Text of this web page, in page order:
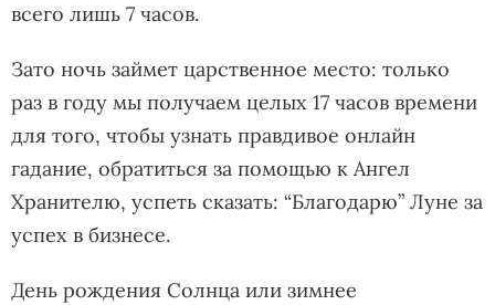
всего лишь 7 часов.
Зато ночь займет царственное место: только
раз в году мы получаем целых 17 часов времени
для того, чтобы узнать правдивое онлайн
гадание, обратиться за помощью к Ангел
Хранителю, успеть сказать: “Благодарю” Луне за
успех в бизнесе.
День рождения Солнца или зимнее